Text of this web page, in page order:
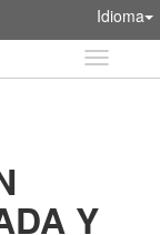
Idioma
Idioma
Y